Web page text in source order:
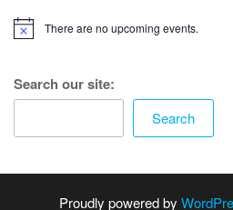
There are no upcoming events.
Search our site:
Search
Proudly powered by